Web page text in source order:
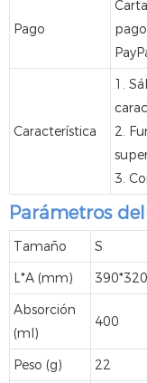
Pago
Característica
1.
2.
3.
Parámetros
Tamaño S
L*A (mm)
390*320
Absorción
(ml)
400
Peso (g) 22